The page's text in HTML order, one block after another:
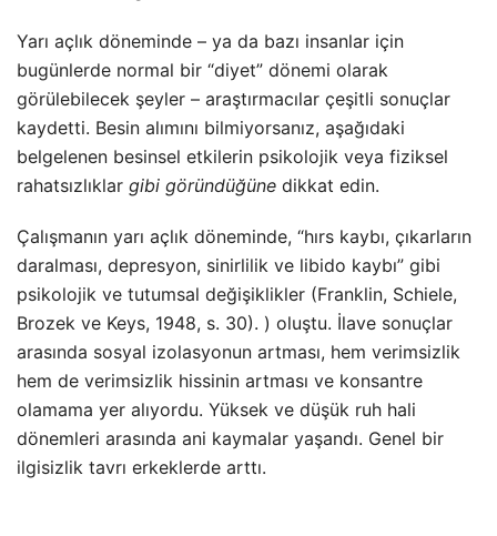
Yarı açlık döneminde – ya da bazı insanlar için
bugünlerde normal bir “diyet” dönemi olarak
görülebilecek şeyler – araştırmacılar çeşitli sonuçlar
kaydetti. Besin alımını bilmiyorsanız, aşağıdaki
belgelenen besinsel etkilerin psikolojik veya fiziksel
rahatsızlıklar gibi göründüğüne dikkat edin.
Çalışmanın yarı açlık döneminde, “hırs kaybı, çıkarların
daralması, depresyon, sinirlilik ve libido kaybı” gibi
psikolojik ve tutumsal değişiklikler (Franklin, Schiele,
Brozek ve Keys, 1948, s. 30). ) oluştu. İlave sonuçlar
arasında sosyal izolasyonun artması, hem verimsizlik
hem de verimsizlik hissinin artması ve konsantre
olamama yer alıyordu. Yüksek ve düşük ruh hali
dönemleri arasında ani kaymalar yaşandı. Genel bir
ilgisizlik tavrı erkeklerde arttı.